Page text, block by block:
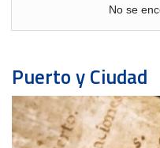
No se
Puerto y Ciudad